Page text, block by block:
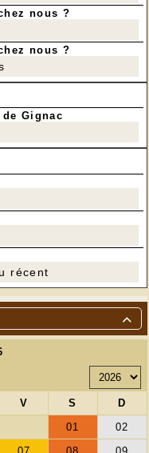

nous ?
nous ?
Gignac
récent